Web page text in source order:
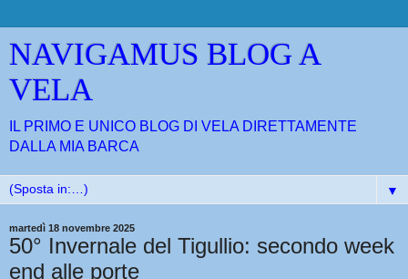
NAVIGAMUS BLOG A
VELA
IL PRIMO E UNICO BLOG DI VELA DIRETTAMENTE
DALLA MIA BARCA
▼
martedì 18 novembre 2025
50° Invernale del Tigullio: secondo week
end alle porte